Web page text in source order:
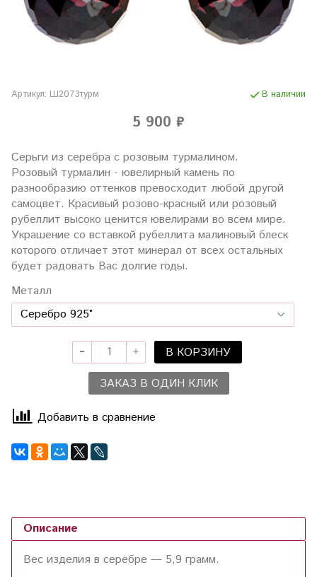
Артикул: Ш2073турм В наличии
5 900 ₽
Серьги из серебра с розовым турмалином.
Розовый турмалин - ювелирный камень по
разнообразию оттенков превосходит любой другой
самоцвет. Красивый розово-красный или розовый
рубеллит высоко ценится ювелирами во всем мире.
Украшение со вставкой рубеллита малиновый блеск
которого отличает этот минерал от всех остальных
будет радовать Вас долгие годы.
Металл
В КОРЗИНУ
ЗАКАЗ В ОДИН КЛИК
Добавить в сравнение
Описание
Вес изделия в серебре — 5,9 грамм.